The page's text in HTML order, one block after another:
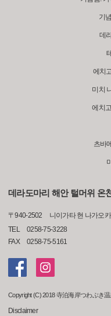
기
데
에치
미치
에치
츠바
데라도마리 해안 털머위 온
〒940-2502
니이가타 현 나가오
TEL
0258-75-3228
FAX
0258-75-5161
Copyright (C) 2018 寺泊海岸つわぶき
Disclaimer